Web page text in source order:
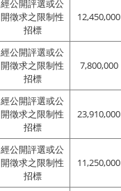
經公開評選或公
開徵求之限制性
招標
12,450,000
經公開評選或公
開徵求之限制性
招標
7,800,000
經公開評選或公
開徵求之限制性
招標
23,910,000
經公開評選或公
開徵求之限制性
招標
11,250,000